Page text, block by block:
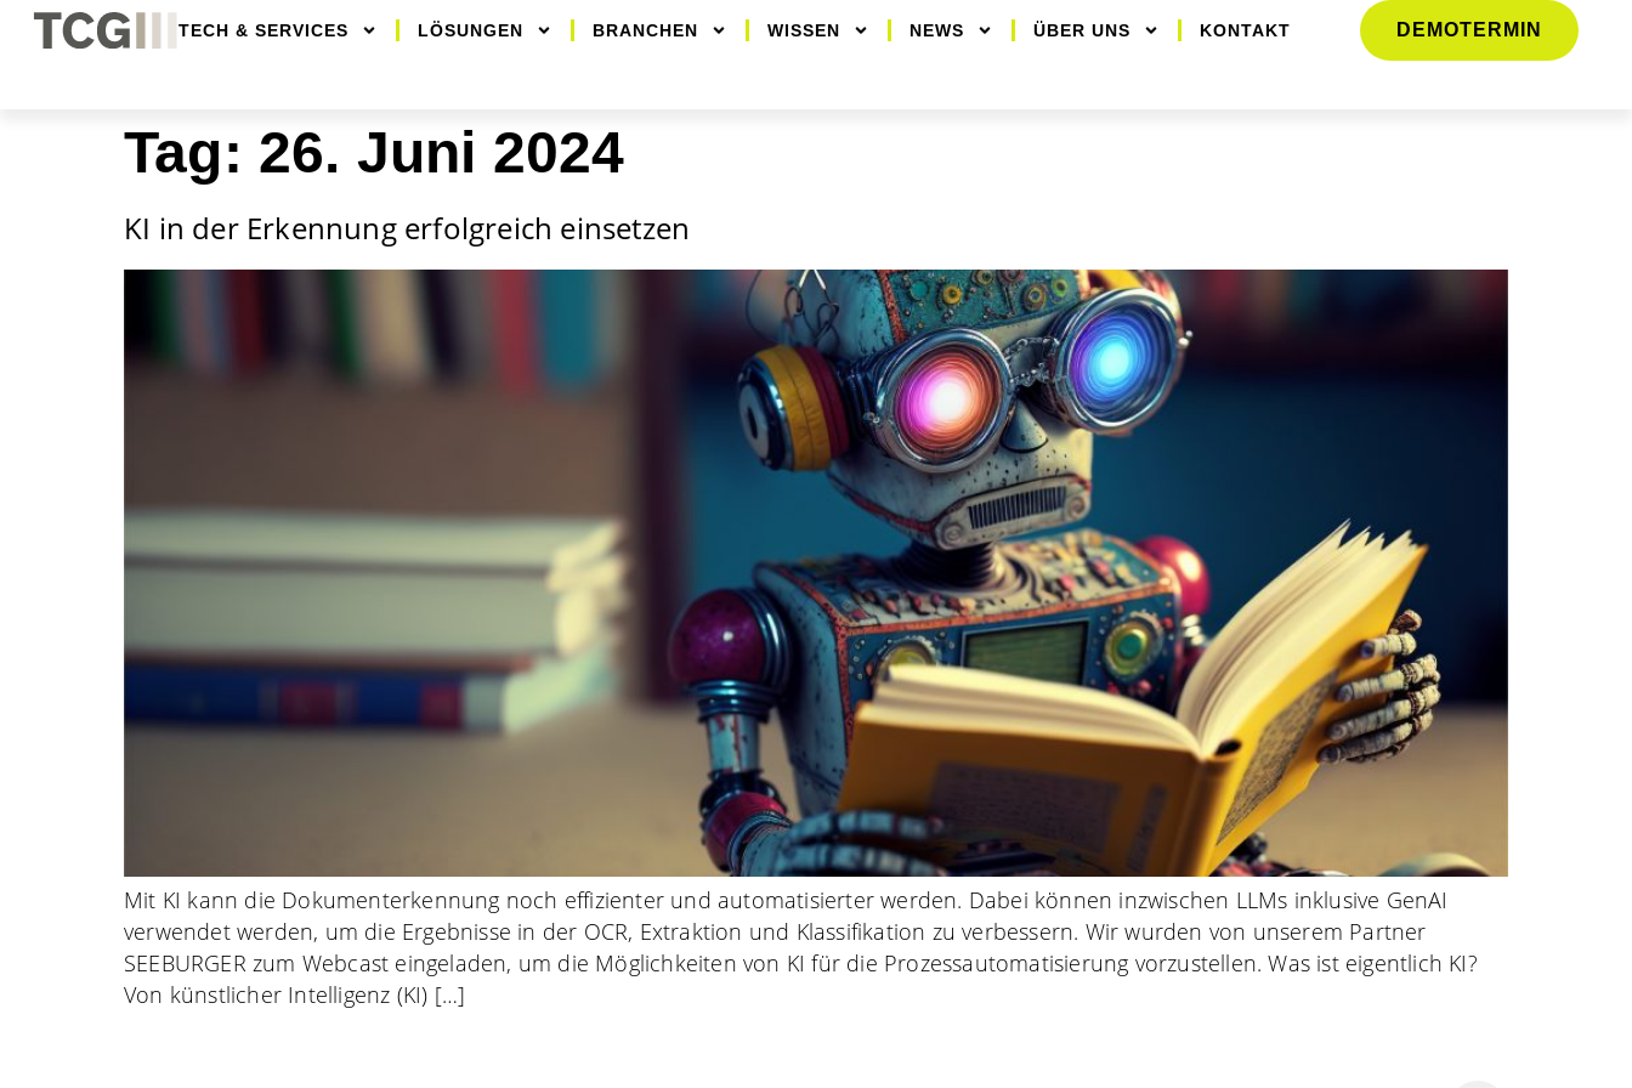
TECH & SERVICES LÖSUNGEN BRANCHEN WISSEN NEWS ÜBER UNS KONTAKT DEMOTERMIN
Tag: 26. Juni 2024
KI in der Erkennung erfolgreich einsetzen
Mit KI kann die Dokumenterkennung noch effizienter und automatisierter werden. Dabei können inzwischen LLMs inklusive GenAI
verwendet werden, um die Ergebnisse in der OCR, Extraktion und Klassifikation zu verbessern. Wir wurden von unserem Partner
SEEBURGER zum Webcast eingeladen, um die Möglichkeiten von KI für die Prozessautomatisierung vorzustellen. Was ist eigentlich KI?
Von künstlicher Intelligenz (KI) […]